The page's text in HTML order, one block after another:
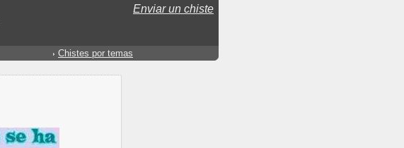
Enviar un chiste
Chistes por temas